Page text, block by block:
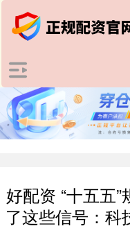
好配资 “十五五
了这些信号：科